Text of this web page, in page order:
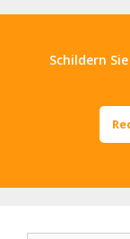
Schildern